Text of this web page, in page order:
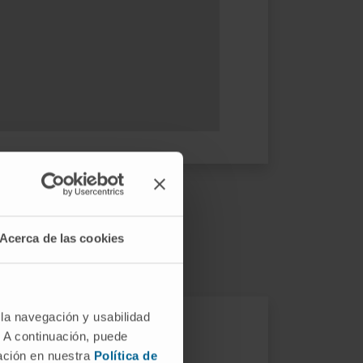
Acerca de las cookies
navegación y usabilidad
continuación, puede
en nuestra Política de